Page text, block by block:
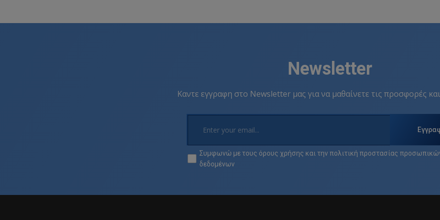
Newsletter
Καντε εγγραφη στο Newsletter μας για να μαθαίνετε τις προσφορές
Συμφωνώ με τους όρους χρήσης και τηνπολιτική προστασίας
δεδομένων